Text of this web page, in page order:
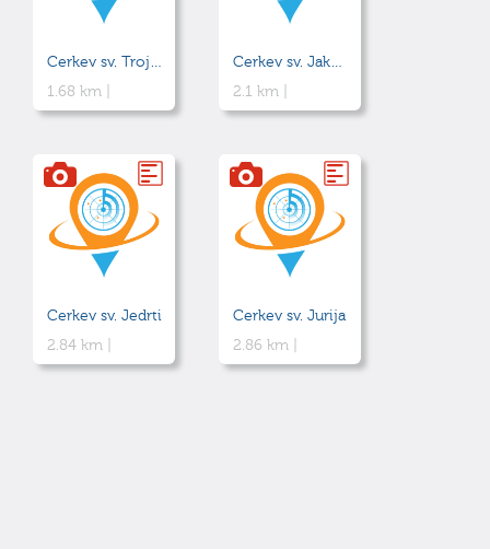
Cerkev sv. Trojice
1.68 km |
Cerkev sv. Jakoba starejšega
2.1 km |
Cerkev sv. Jedrti
2.84 km |
Cerkev sv. Jurija
2.86 km |